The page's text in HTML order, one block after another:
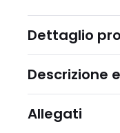
Dettaglio
Descrizione
Allegati